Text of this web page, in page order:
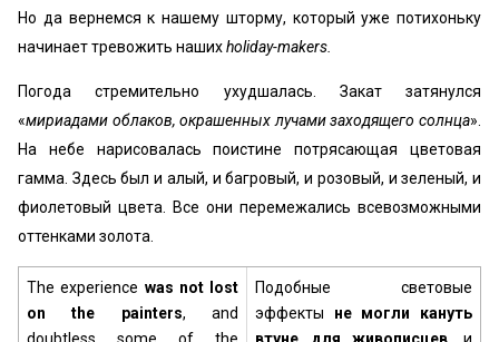
Но да вернемся к нашему шторму, который уже потихоньку
начинает тревожить нашихholiday-makers.
Погода стремительно ухудшалась. Закат затянулся
«мириадами облаков, окрашенных лучами заходящего солнца».
На небе нарисовалась поистине потрясающая цветовая
гамма. Здесь был и алый, и багровый, и розовый, и зеленый, и
фиолетовый цвета. Все они перемежались всевозможными
оттенками золота.
The experience was not lost
on
the painters, and
Подобные световые
эффекты не могли кануть